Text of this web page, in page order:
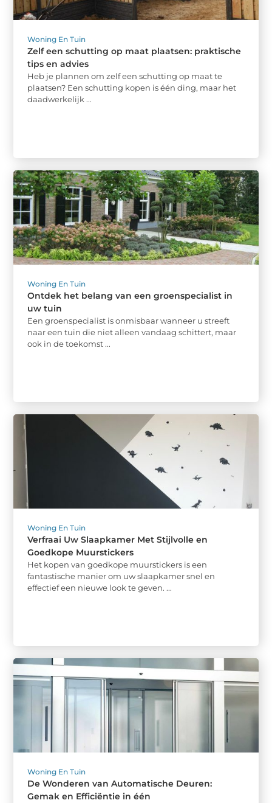
Woning En Tuin
Zelf een schutting op maat plaatsen: praktische
tips en advies
Heb je plannen om zelf een schutting op maat te
plaatsen? Een schutting kopen is één ding, maar het
daadwerkelijk ...
Woning En Tuin
Ontdek het belang van een groenspecialist in
uw tuin
Een groenspecialist is onmisbaar wanneer u streeft
naar een tuin die niet alleen vandaag schittert, maar
ook in de toekomst ...
Woning En Tuin
Verfraai Uw Slaapkamer Met Stijlvolle en
Goedkope Muurstickers
Het kopen van goedkope muurstickers is een
fantastische manier om uw slaapkamer snel en
effectief een nieuwe look te geven. ...
Woning En Tuin
De Wonderen van Automatische Deuren:
Gemak en Efficiëntie in één